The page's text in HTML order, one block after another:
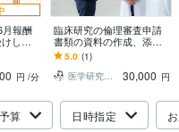
月報酬
しま
の報
談を
円 /分
臨床研究の倫理審査申請
書類の資料の作成、添削
します がん研究歴20年の
臨床研究コンサルタント
5.0 (1)
医学研究倫理コンサル
30,000 円
予算 日時指定